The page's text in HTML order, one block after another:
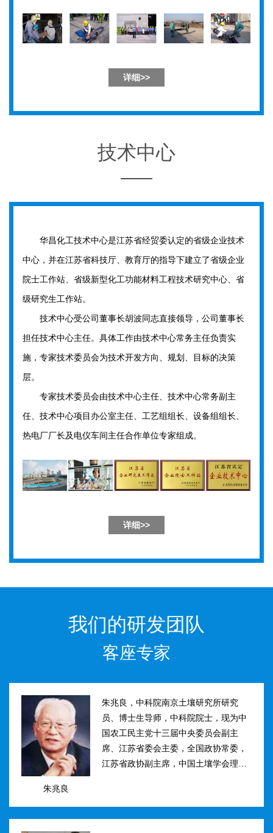
详细>>
技术中心
华昌化工技术中心是江苏省经贸委认定的省级企业技术
中心，并在江苏省科技厅、教育厅的指导下建立了省级企业
院士工作站、省级新型化工功能材料工程技术研究中心、省
级研究生工作站。
技术中心受公司董事长胡波同志直接领导，公司董事长
担任技术中心主任。具体工作由技术中心常务主任负责实
施，专家技术委员会为技术开发方向、规划、目标的决策
层。
专家技术委员会由技术中心主任、技术中心常务副主
任、技术中心项目办公室主任、工艺组组长、设备组组长、
热电厂厂长及电仪车间主任合作单位专家组成。
详细>>
我们的研发团队
客座专家
朱兆良
朱兆良，中科院南京土壤研究所研究
员、博士生导师，中科院院士，现为中
国农工民主党十三届中央委员会副主
席、江苏省委会主委，全国政协常委，
江苏省政协副主席，中国土壤学会理事
国家、中科院、江苏省科技进步奖和自